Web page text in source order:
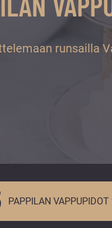
runsailla
PAPPILAN